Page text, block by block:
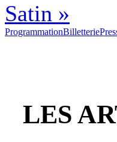
Satin »
ProgrammationBilletterie
LES